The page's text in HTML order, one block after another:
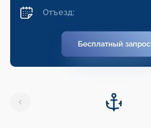
Отъезд:
Бесплатный запрос
-